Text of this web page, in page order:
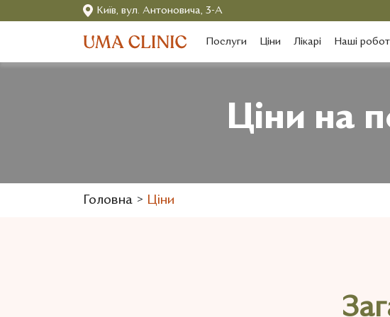
Київ, вул. Антоновича, 3-А
Послуги Ціни Лікарі Наші
Ціни на
Головна > Ціни